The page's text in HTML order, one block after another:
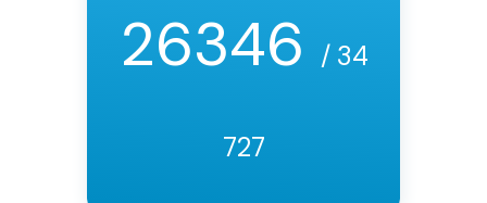
26346 / 34
727